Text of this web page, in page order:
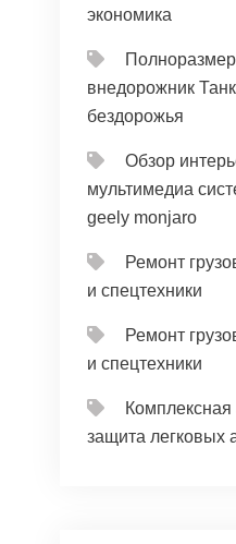
экономика
внедорожник
бездорожья
Обзор
мультимедиа
geely monjaro
Ремонт
и спецтехники
Ремонт
и спецтехники
Комплексная
защита легковых